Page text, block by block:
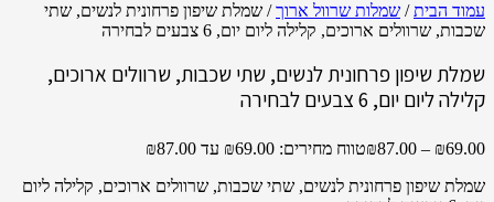
עמוד הבית/ שמלות שרוול ארוך/ שמלת שיפון פרחונית לנשים, שתי
שכבות, שרוולים ארוכים, קלילה ליום יום, 6 צבעים לבחירה
שמלת שיפון פרחונית לנשים, שתי שכבות, שרוולים ארוכים,
קלילה ליום יום, 6 צבעים לבחירה
₪69.00
–
₪87.00
טווח מחירים: ⁦₪69.00⁩ עד ⁦₪87.00⁩
שמלת שיפון פרחונית לנשים, שתי שכבות, שרוולים ארוכים, קלילה ליום